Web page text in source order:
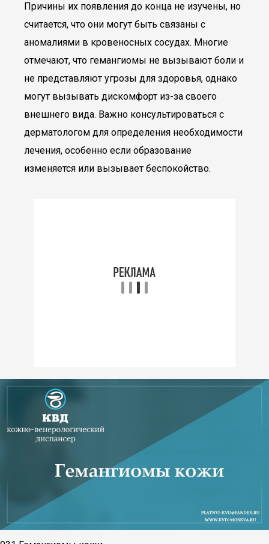
Причины их появления до конца не изучены, но
считается, что они могут быть связаны с
аномалиями в кровеносных сосудах. Многие
отмечают, что гемангиомы не вызывают боли и
не представляют угрозы для здоровья, однако
могут вызывать дискомфорт из-за своего
внешнего вида. Важно консультироваться с
дерматологом для определения необходимости
лечения, особенно если образование
изменяется или вызывает беспокойство.